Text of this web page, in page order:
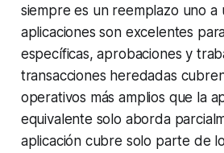
siempre es un reemplazo uno a
aplicaciones son excelentes
específicas, aprobaciones y
transacciones heredadas
operativos más amplios que la
equivalente solo aborda
aplicación cubre solo parte de